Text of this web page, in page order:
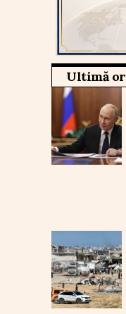
Ultimă